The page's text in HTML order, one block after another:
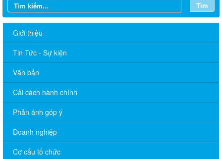
Tìm
Giới thiệu
Tin Tức - Sự kiện
Văn bản
Cải cách hành chính
Phản ánh góp ý
Doanh nghiệp
Cơ cấu tổ chức
Về việc cấp phát tờ gấp tuyên truyền quy định pháp luật về hộ
tịch